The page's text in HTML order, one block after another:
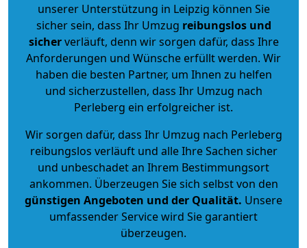
unserer Unterstützung in Leipzig können Sie
sicher sein, dass Ihr Umzug reibungslos und
sicherverläuft, denn wir sorgen dafür, dass Ihre
Anforderungen und Wünsche erfüllt werden. Wir
haben die besten Partner, um Ihnen zu helfen
und sicherzustellen, dass Ihr Umzug nach
Perleberg ein erfolgreicher ist.
Wir sorgen dafür, dass Ihr Umzug nach Perleberg
reibungslos verläuft und alle Ihre Sachen sicher
und unbeschadet an Ihrem Bestimmungsort
ankommen. Überzeugen Sie sich selbst von den
günstigen Angeboten und der Qualität. Unsere
umfassender Service wird Sie garantiert
überzeugen.